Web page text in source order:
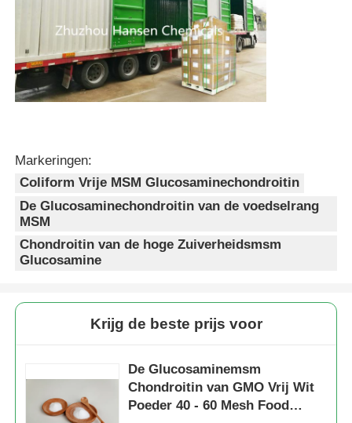
Markeringen:
Coliform Vrije MSM Glucosaminechondroitin
De Glucosaminechondroitin van de voedselrang
MSM
Chondroitin van de hoge Zuiverheidsmsm
Glucosamine
Krijg de beste prijs voor
De Glucosaminemsm
Chondroitin van GMO Vrij Wit
Poeder 40 - 60 Mesh Food